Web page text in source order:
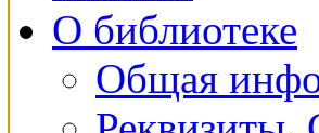
О библиотеке
Общая